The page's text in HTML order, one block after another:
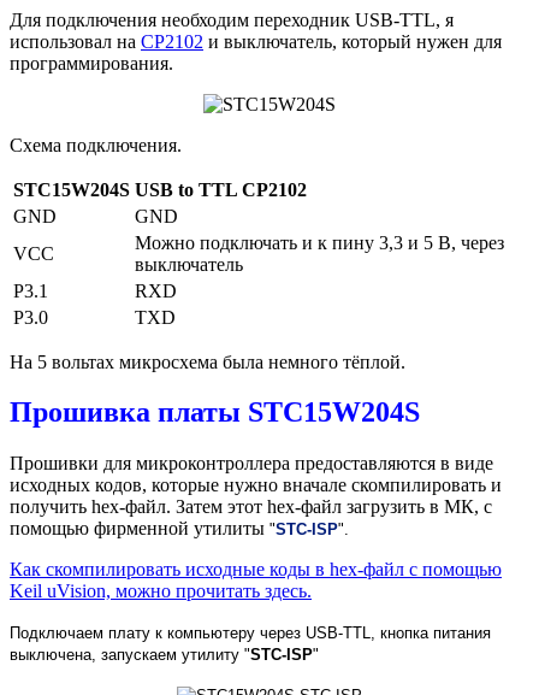
Для подключения необходим переходник USB-TTL, я
использовал на CP2102 и выключатель, который нужен для
программирования.
Схема подключения.
STC15W204S USB to TTL CP2102
GND
GND
VCC
Можно подключать и к пину 3,3 и 5 В, через
выключатель
P3.1
RXD
P3.0
TXD
На 5 вольтах микросхема была немного тёплой.
Прошивка платы STC15W204S
Прошивки для микроконтроллера предоставляются в виде
исходных кодов, которые нужно вначале скомпилировать и
получить hex-файл. Затем этот hex-файл загрузить в МК, с
помощью фирменной утилиты "STC-ISP".
Как скомпилировать исходные коды в hex-файл с помощью
Keil uVision, можно прочитать здесь.
Подключаем плату к компьютеру через USB-TTL, кнопка питания
выключена, запускаем утилиту "STC-ISP"